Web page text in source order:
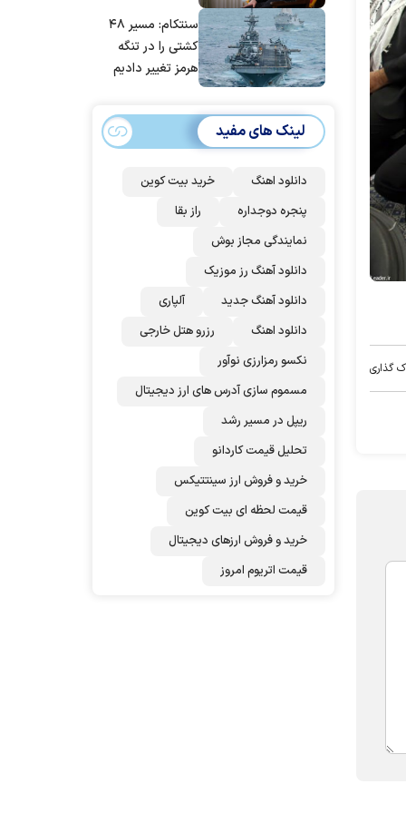
گذاری
مردم ایران استسنتکام: مسیر ۴۸
کشتی را در تنگه
هرمز تغییر دادیم
لینک های مفید
دانلود اهنگ
خرید بیت کوین
پنجره دوجداره
راز بقا
نمایندگی مجاز بوش
دانلود آهنگ رز‌ موزیک
دانلود آهنگ جدید
آلپاری
دانلود اهنگ
رزرو هتل خارجی
نکسو رمزارزی نوآور
مسموم سازی آدرس های ارز دیجیتال
ریپل در مسیر رشد
تحلیل قیمت کاردانو
خرید و فروش ارز سینتتیکس
قیمت لحظه ای بیت کوین
خرید و فروش ارزهای دیجیتال
قیمت اتریوم امروز